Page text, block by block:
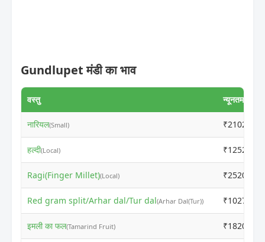
Gundlupet मंडी का भाव
वस्तु न्यूनतम मूल्य
नारियल(Small) ₹21020
हल्दी(Local) ₹12520
Ragi(Finger Millet)(Local) ₹2520
Red gram split/Arhar dal/Tur dal(Arhar Dal(Tur)) ₹10270
इमली का फल(Tamarind Fruit) ₹1820